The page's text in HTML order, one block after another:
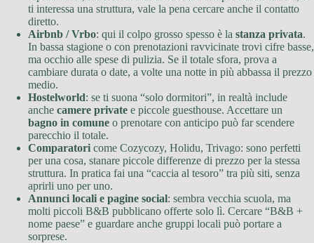
ti interessa una struttura, vale la pena cercare anche il contatto
diretto.
Airbnb / Vrbo: qui il colpo grosso spesso è la stanza privata.
In bassa stagione o con prenotazioni ravvicinate trovi cifre basse,
ma occhio alle spese di pulizia. Se il totale sfora, prova a
cambiare durata o date, a volte una notte in più abbassa il prezzo
medio.
Hostelworld: se ti suona “solo dormitori”, in realtà include
anche camere private e piccole guesthouse. Accettare un
bagno in comune o prenotare con anticipo può far scendere
parecchio il totale.
Comparatori come Cozycozy, Holidu, Trivago: sono perfetti
per una cosa, stanare piccole differenze di prezzo per la stessa
struttura. In pratica fai una “caccia al tesoro” tra più siti, senza
aprirli uno per uno.
Annunci locali e pagine social: sembra vecchia scuola, ma
molti piccoli B&B pubblicano offerte solo lì. Cercare “B&B +
nome paese” e guardare anche gruppi locali può portare a
sorprese.